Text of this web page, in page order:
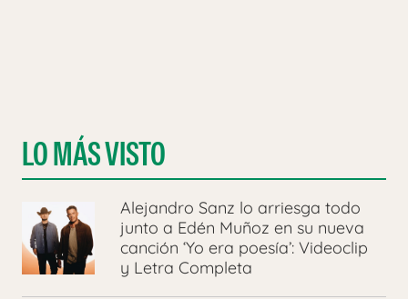
LO MÁS VISTO
Alejandro Sanz lo arriesga todo
junto a Edén Muñoz en su nueva
canción ‘Yo era poesía’: Videoclip
y Letra Completa